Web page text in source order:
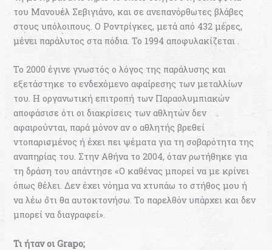
του Μανουέλ Σεβιγιάνο, και σε ανεπανόρθωτες βλάβες
στους υπόλοιπους. Ο Ροντρίγκες, μετά από 432 μέρες,
μένει παράλυτος στα πόδια. Το 1994 αποφυλακίζεται .
Το 2000 έγινε γνωστός ο λόγος της παράλυσης και
εξετάστηκε το ενδεχόμενο αφαίρεσης των μεταλλίων
του. Η οργανωτική επιτροπή των Παραολυμπιακών
αποφάσισε ότι οι διακρίσεις των αθλητών δεν
αφαιρούνται, παρά μόνον αν ο αθλητής βρεθεί
ντοπαρισμένος ή έχει πει ψέματα για τη σοβαρότητα της
αναπηρίας του. Στην Αθήνα το 2004, όταν ρωτήθηκε για
τη δράση του απάντησε «Ο καθένας μπορεί να με κρίνει
όπως θέλει. Δεν έχει νόημα να χτυπάω το στήθος μου ή
να λέω ότι θα αυτοκτονήσω. Το παρελθόν υπάρχει και δεν
μπορεί να διαγραφεί».
Τι ήταν οι Grapo;